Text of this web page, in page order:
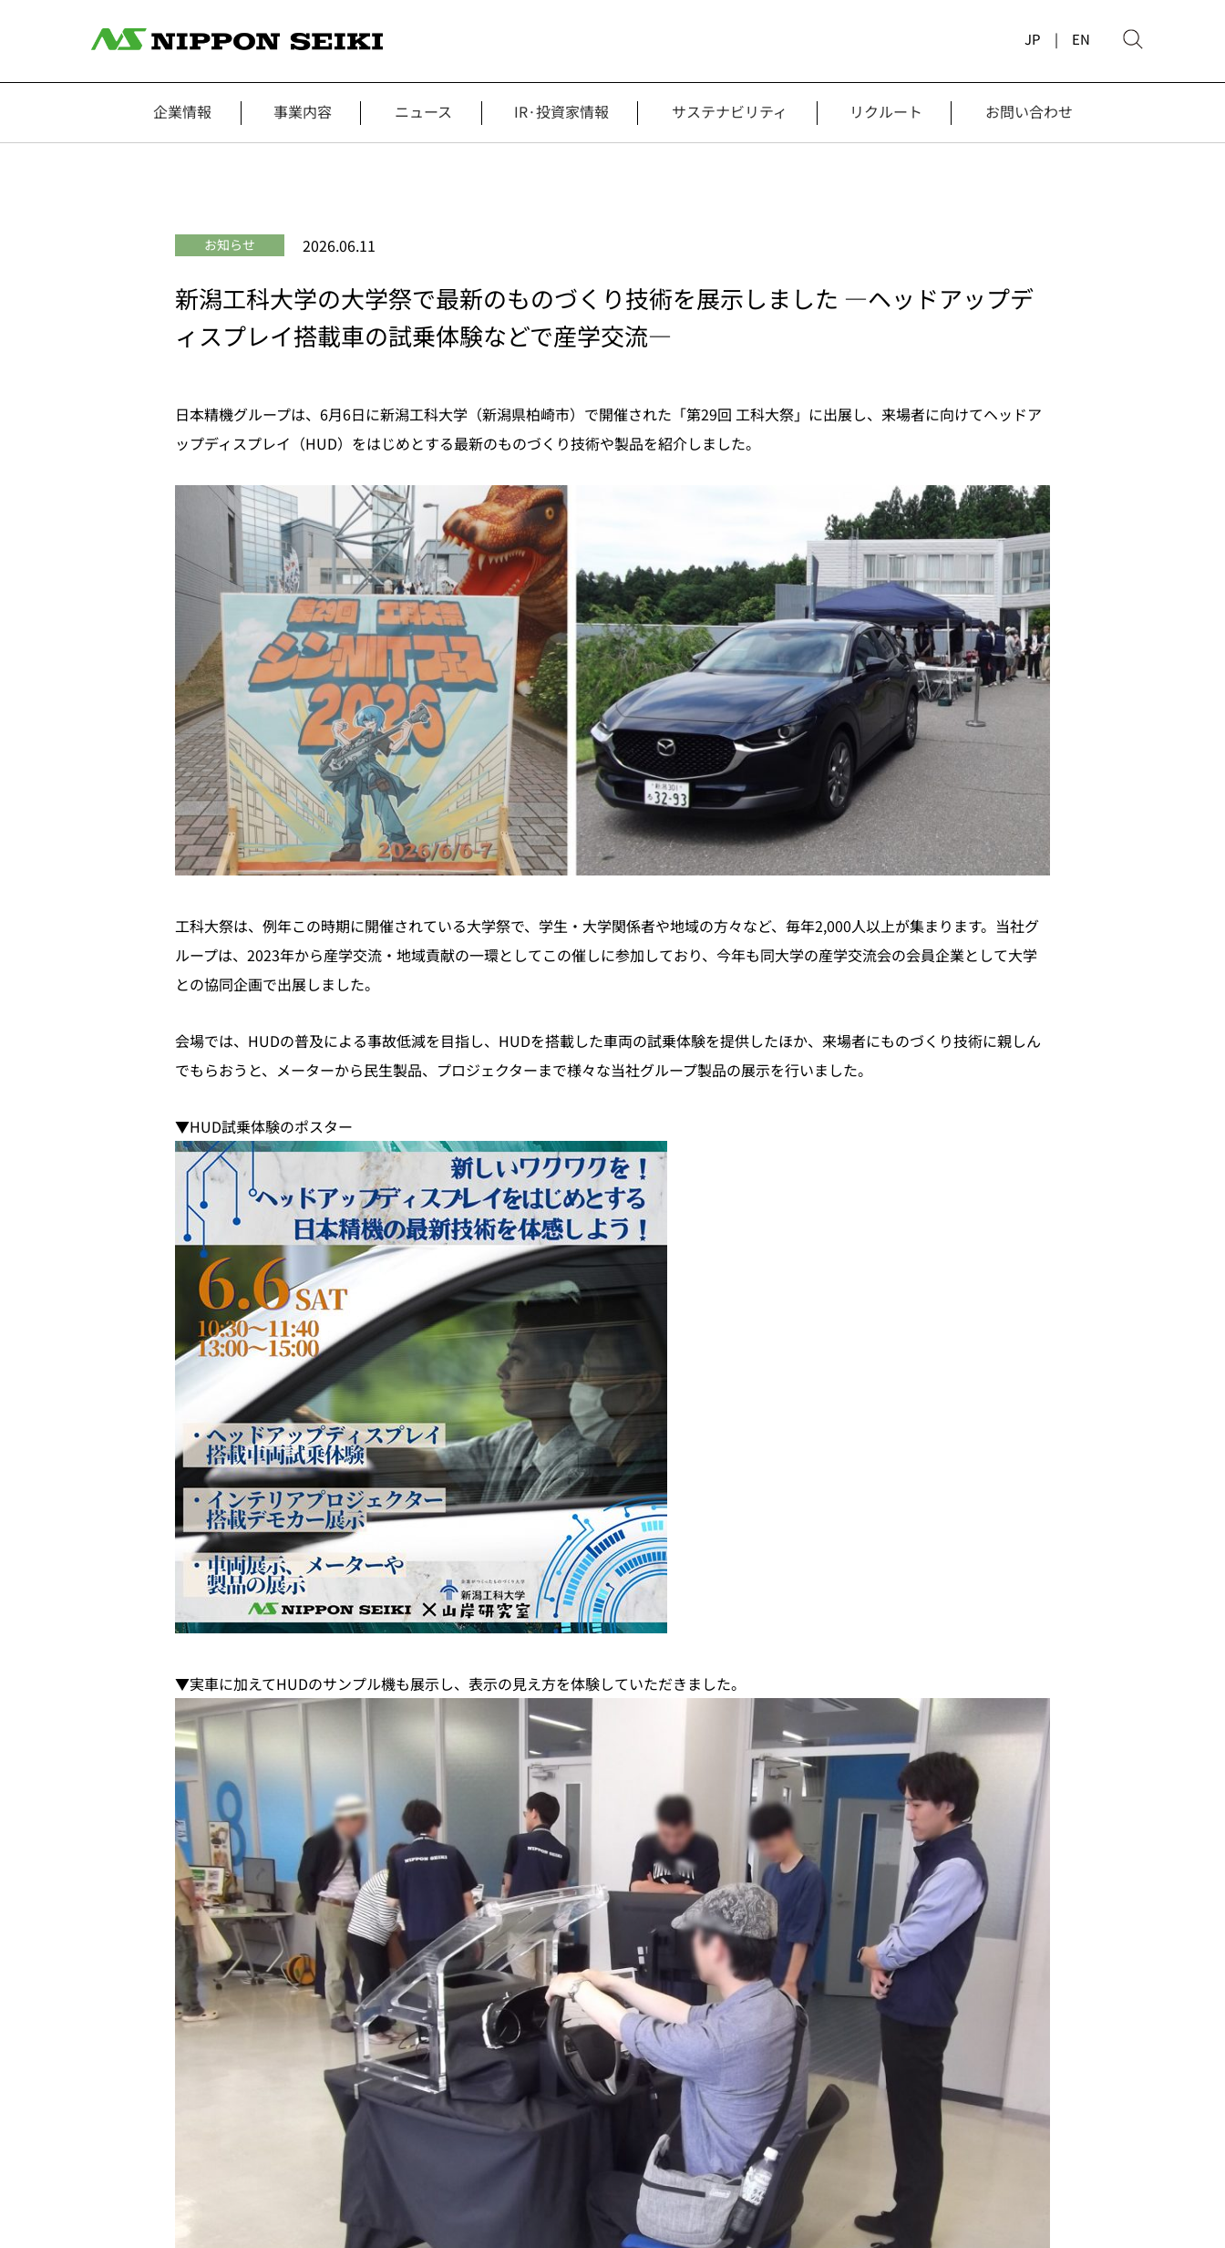
JP | EN
企業情報 事業内容 ニュース IR·投資家情報 サステナビリティ リクルート お問い合わせ
お知らせ 2026.06.11
新潟工科大学の大学祭で最新のものづくり技術を展示しました ―ヘッドアップデ
ィスプレイ搭載車の試乗体験などで産学交流―
日本精機グループは、6月6日に新潟工科大学（新潟県柏崎市）で開催された「第29回 工科大祭」に出展し、来場者に向けてヘッドア
ップディスプレイ（HUD）をはじめとする最新のものづくり技術や製品を紹介しました。
工科大祭は、例年この時期に開催されている大学祭で、学生・大学関係者や地域の方々など、毎年2,000人以上が集まります。当社グ
ループは、2023年から産学交流・地域貢献の一環としてこの催しに参加しており、今年も同大学の産学交流会の会員企業として大学
との協同企画で出展しました。
会場では、HUDの普及による事故低減を目指し、HUDを搭載した車両の試乗体験を提供したほか、来場者にものづくり技術に親しん
でもらおうと、メーターから民生製品、プロジェクターまで様々な当社グループ製品の展示を行いました。
▼HUD試乗体験のポスター
▼実車に加えてHUDのサンプル機も展示し、表示の見え方を体験していただきました。